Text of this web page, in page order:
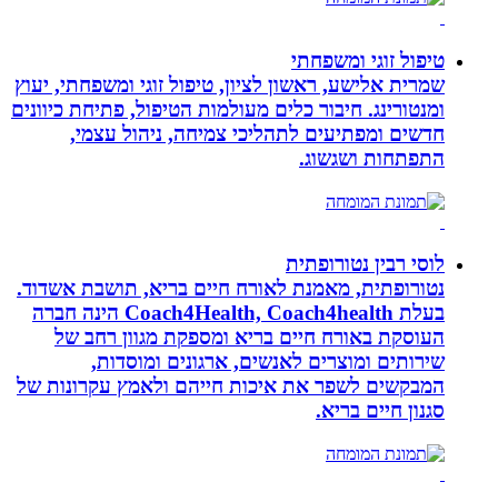
טיפול זוגי ומשפחתי
שמרית אלישע, ראשון לציון, טיפול זוגי ומשפחתי, יעוץ
ומנטורינג. חיבור כלים מעולמות הטיפול, פתיחת כיוונים
חדשים ומפתיעים לתהליכי צמיחה, ניהול עצמי,
התפתחות ושגשוג.
לוסי רבין נטורופתית
נטורופתית, מאמנת לאורח חיים בריא, תושבת אשדוד.
בעלת Coach4Health, Coach4health הינה חברה
העוסקת באורח חיים בריא ומספקת מגוון רחב של
שירותים ומוצרים לאנשים, ארגונים ומוסדות,
המבקשים לשפר את איכות חייהם ולאמץ עקרונות של
סגנון חיים בריא.